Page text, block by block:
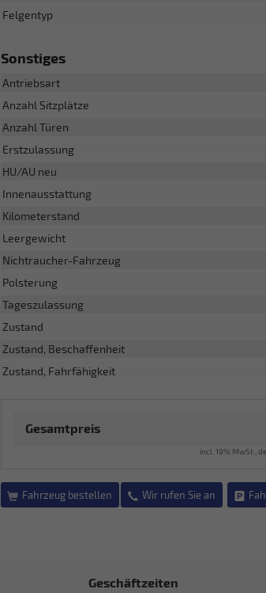
Felgentyp
Sonstiges
Antriebsart
Anzahl Sitzplätze
Anzahl Türen
Erstzulassung
HU/AU neu
Innenausstattung
Kilometerstand
Leergewicht
Nichtraucher-Fahrzeug
Polsterung
Tageszulassung
Zustand
Zustand, Beschaffenheit
Zustand, Fahrfähigkeit
Gesamtpreis
incl. 19% MwSt.,
Fahrzeug bestellen Wir rufen Sie an
Geschäftzeiten